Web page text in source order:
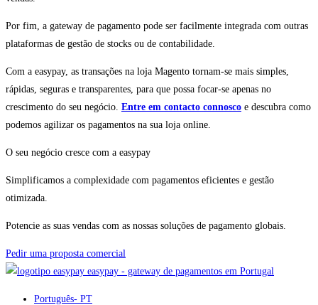
Por fim, a gateway de pagamento pode ser facilmente integrada com outras
plataformas de gestão de stocks ou de contabilidade.
Com a easypay, as transações na loja Magento tornam-se mais simples,
rápidas, seguras e transparentes, para que possa focar-se apenas no
crescimento do seu negócio. Entre em contacto connosco e descubra como
podemos agilizar os pagamentos na sua loja online.
O seu negócio cresce com a easypay
Simplificamos a complexidade com pagamentos eficientes e gestão
otimizada.
Potencie as suas vendas com as nossas soluções de pagamento globais.
Pedir uma proposta comercial
easypay - gateway de pagamentos em Portugal
Português- PT